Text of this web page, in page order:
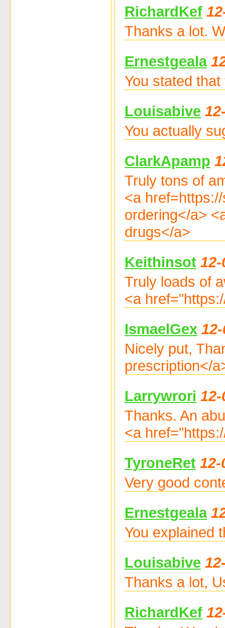
RichardKef
Thanks a lot.
Ernestgeala
You stated
Louisabive
You actually
ClarkApamp
Truly tons of
<a
ordering</a>
drugs</a>
Keithinsot 12-
Truly loads of
<a
IsmaelGex
Nicely put,
prescription</
Larrywrori 12-
Thanks. An
<a
TyroneRet 12-
Very good
Ernestgeala
You explained
Louisabive
Thanks a lot,
RichardKef